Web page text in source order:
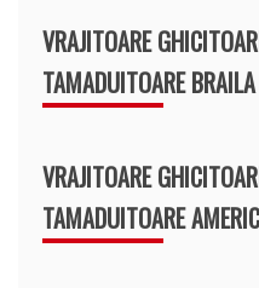
VRAJITOARE
TAMADUITOARE BRAILA
VRAJITOARE
TAMADUITOARE